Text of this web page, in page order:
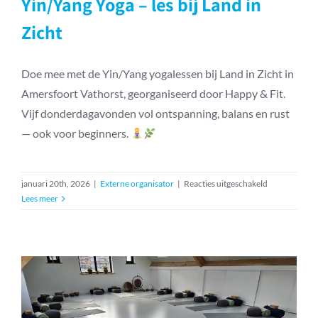
Zicht
Doe mee met de Yin/Yang yogalessen bij Land in Zicht in
Amersfoort Vathorst, georganiseerd door Happy & Fit.
Vijf donderdagavonden vol ontspanning, balans en rust
— ook voor beginners.
januari 20th, 2026 | Externe organisator | Reacties uitgeschakeld
bij
Land
Zicht
Lees meer